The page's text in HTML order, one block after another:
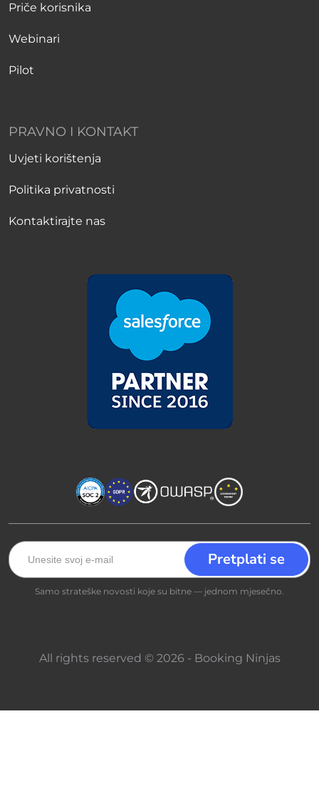
Priče korisnika
Webinari
Pilot
PRAVNO I KONTAKT
Uvjeti korištenja
Politika privatnosti
Kontaktirajte nas
Samo strateške novosti koje su bitne — jednom mjesečno.
All rights reserved © 2026 - Booking Ninjas